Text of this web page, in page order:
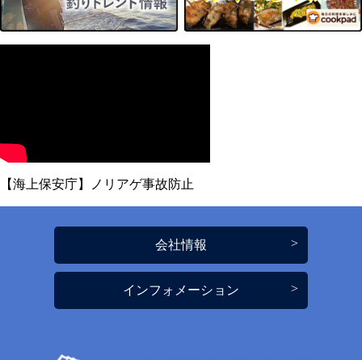
【海上保安庁】ノリアゲ事故防止
会社情報
インフォメーション